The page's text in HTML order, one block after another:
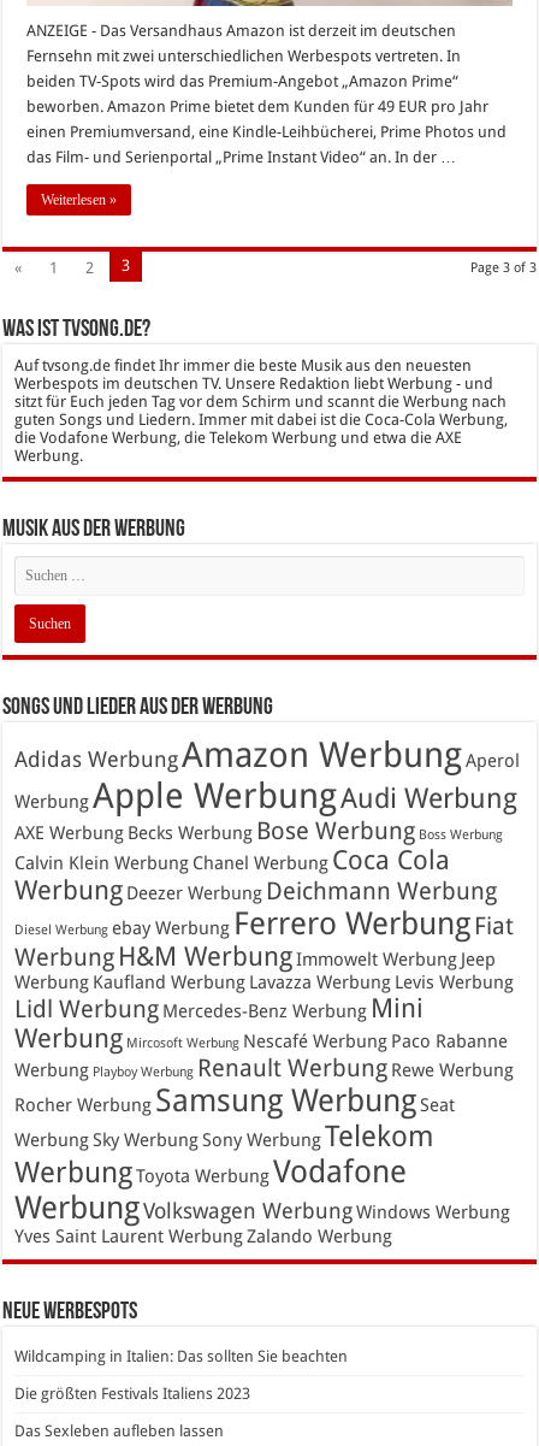
ANZEIGE - Das Versandhaus Amazon ist derzeit im deutschen
Fernsehn mit zwei unterschiedlichen Werbespots vertreten. In
beiden TV-Spots wird das Premium-Angebot „Amazon Prime“
beworben. Amazon Prime bietet dem Kunden für 49 EUR pro Jahr
einen Premiumversand, eine Kindle-Leihbücherei, Prime Photos und
das Film- und Serienportal „Prime Instant Video“ an. In der …
Weiterlesen »
Page 3 of 3
« 1 2 3
Was ist tvsong.de?
Auf tvsong.de findet Ihr immer die beste Musik aus den neuesten
Werbespots im deutschen TV. Unsere Redaktion liebt Werbung - und
sitzt für Euch jeden Tag vor dem Schirm und scannt die Werbung nach
guten Songs und Liedern. Immer mit dabei ist die Coca-Cola Werbung,
die Vodafone Werbung, die Telekom Werbung und etwa die AXE
Werbung.
Musik aus der Werbung
Songs und Lieder aus der Werbung
Adidas WerbungAmazon WerbungAperol
WerbungApple WerbungAudi Werbung
AXE Werbung Becks Werbung Bose Werbung Boss Werbung
Calvin Klein Werbung Chanel Werbung Coca Cola
Werbung Deezer Werbung Deichmann Werbung
Diesel Werbung ebay Werbung Ferrero Werbung Fiat
Werbung H&M WerbungImmowelt Werbung Jeep
Werbung Kaufland Werbung Lavazza Werbung Levis Werbung
Lidl Werbung Mercedes-Benz Werbung Mini
Werbung Mircosoft Werbung Nescafé Werbung Paco Rabanne
Werbung Playboy Werbung Renault Werbung Rewe Werbung
Rocher Werbung Samsung WerbungSeat
WerbungSky WerbungSony WerbungTelekom
WerbungToyota WerbungVodafone
WerbungVolkswagen WerbungWindows Werbung
Yves Saint Laurent WerbungZalando Werbung
Neue Werbespots
Wildcamping in Italien: Das sollten Sie beachten
Die größten Festivals Italiens 2023
Das Sexleben aufleben lassen